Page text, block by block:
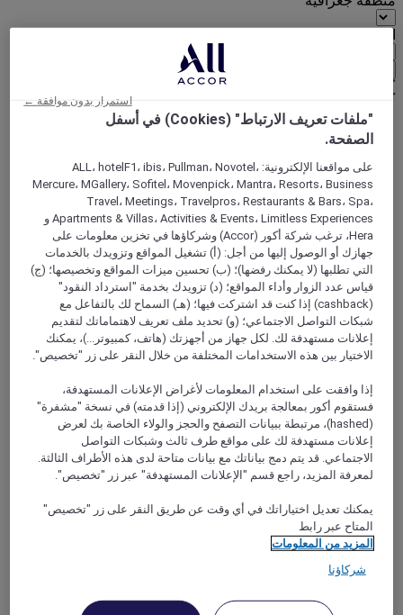
World
Germany
Rhineland-Palatinate
Bad Duerkheim
BAD DUERKHEIM, ألمانيا
Mercure Hotel Bad Duerkheim An Den Salinen
Nestled along the German Wine Route in the heart of the
Palatinate is the charming spa town of Bad Dürkheim. Hotel
director René Castillon invites you to a relaxing stay. Enjoy
guest rooms and event facilities with a 1,000 m²
September, parking in front of the hotel is not possible due to
"ملفات تعريف الارتباط" (Cookies) في أسفل
الصفحة.
على مواقعنا الإلكترونية: ALL، hotelF1، ibis، Pullman، Novotel،
Mercure، MGallery، Sofitel، Movenpick، Mantra، Resorts، Business
Travel، Meetings، Travelpros، Restaurants & Bars، Spa،
Apartments & Villas، Activities & Events، Limitless Experiences و
Hera، ترغب شركة أكور (Accor) وشركاؤها في تخزين معلومات على
جهازك أو الوصول إليها من أجل: (أ) تشغيل المواقع وتزويدك بالخدمات
التي تطلبها (لا يمكنك رفضها)؛ (ب) تحسين ميزات المواقع وتخصيصها؛ (ج)
قياس عدد الزوار وأداء المواقع؛ (د) تزويدك بخدمة "استرداد النقود"
(cashback) إذا كنت قد اشتركت فيها؛ (هـ) السماح لك بالتفاعل مع
شبكات التواصل الاجتماعي؛ (و) تحديد ملف تعريف لاهتماماتك لتقديم
إعلانات مستهدفة لك. لكل جهاز من أجهزتك (هاتف، كمبيوتر...)، يمكنك
الاختيار بين هذه الاستخدامات المختلفة من خلال النقر على زر "تخصيص".
إذا وافقت على استخدام المعلومات لأغراض الإعلانات المستهدفة،
فستقوم أكور بمعالجة بريدك الإلكتروني (إذا قدمته) في نسخة "مشفرة"
(hashed)، مرتبطة ببيانات التصفح والحجز والولاء الخاصة بك لعرض
إعلانات مستهدفة لك على مواقع طرف ثالث وشبكات التواصل
الاجتماعي. قد يتم دمج بياناتك مع بيانات متاحة لدى هذه الأطراف الثالثة.
لمعرفة المزيد، راجع قسم "الإعلانات المستهدفة" عبر زر "تخصيص".
يمكنك تعديل اختياراتك في أي وقت عن طريق النقر على زر "تخصيص"
المتاح عبر رابط
المزيد من المعلومات
شركاؤنا
استمرار بدون موافقة ←